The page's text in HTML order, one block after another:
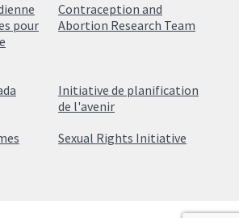
pour
Contraception and
Abortion Research Team
Initiative de planification
de l'avenir
Sexual Rights Initiative